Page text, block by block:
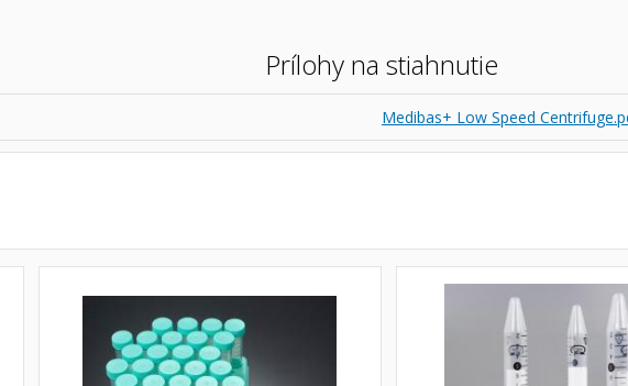
Prílohy na stiahnutie
Medibas+ Low Speed